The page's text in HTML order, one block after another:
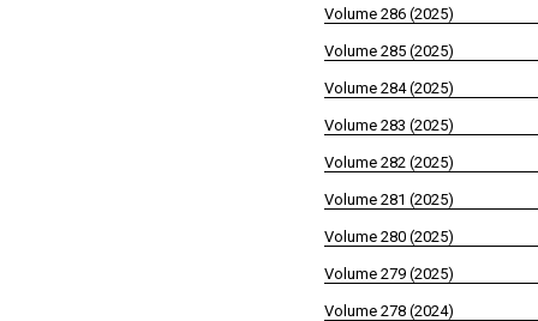
Volume 286 (2025)
Volume 285 (2025)
Volume 284 (2025)
Volume 283 (2025)
Volume 282 (2025)
Volume 281 (2025)
Volume 280 (2025)
Volume 279 (2025)
Volume 278 (2024)